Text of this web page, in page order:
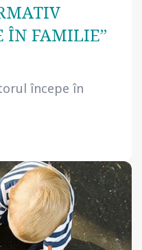
ÎN FAMILIE”
începe în